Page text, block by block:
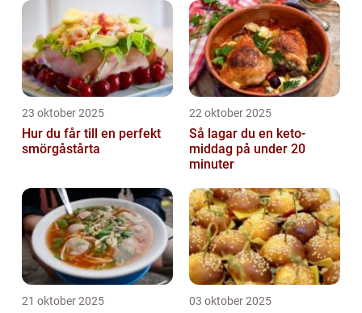
23 oktober 2025
Hur du får till en perfekt
smörgåstårta
22 oktober 2025
Så lagar du en keto-
middag på under 20
minuter
21 oktober 2025 03 oktober 2025